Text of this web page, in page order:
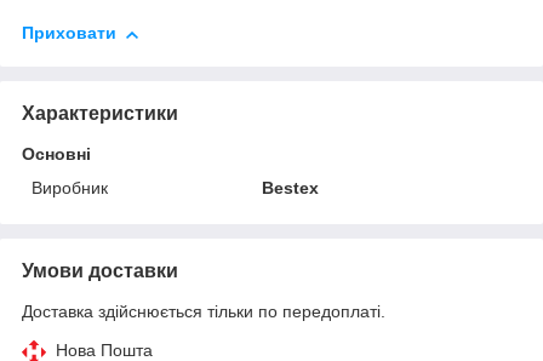
Приховати
Характеристики
Основні
Виробник
Bestex
Умови доставки
Доставка здійснюється тільки по передоплаті.
Нова Пошта